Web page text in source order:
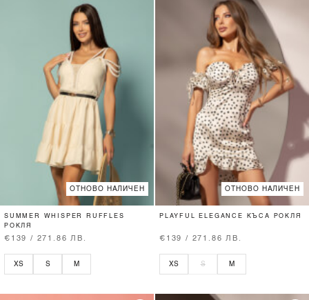
ОТНОВО НАЛИЧЕН
SUMMER WHISPER RUFFLES
РОКЛЯ
€139 / 271.86 ЛВ.
XS S M
ОТНОВО НАЛИЧЕН
PLAYFUL ELEGANCE КЪСА РОКЛЯ
€139 / 271.86 ЛВ.
XS S M